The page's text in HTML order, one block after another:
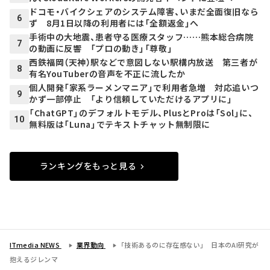
6
ドコモ・バイクシェアのシステム障害、いまだ全面復旧なら
ず 8月1日以降の利用者には「全額返金」へ
7
手術中の大地震、患者守る医療スタッフ……熊本総合病院
の動画に反響 「プロの動き」「尊敬」
8
西鉄福岡（天神）駅などで意図しない駅構内放送 第三者が
有名YouTuberの音声を不正に流したか
9
個人開発「家系ラーメンマニア」で利用者急増 対応追いつ
かず一部停止 「より信頼していただけるアプリに」
10
「ChatGPT」のデフォルトモデル、PlusとProは「Sol」に、
無料版は「Luna」でテキストチャット無制限に
ランキングをもっと見る
ITmedia NEWS 業界動向
「技術あるのに存在感ない」 日本のAI研究が
抱えるジレンマ